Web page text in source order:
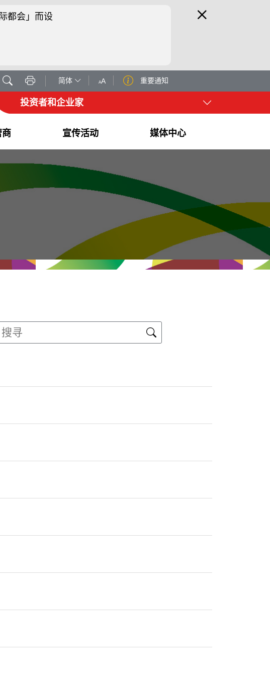
都会」而设
简体 AA 重要通知
投资者和企业家
商 宣传活动 媒体中心